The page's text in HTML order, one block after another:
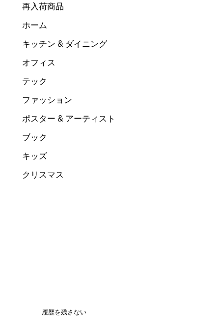
再入荷商品
ホーム
キッチン & ダイニング
オフィス
テック
ファッション
ポスター & アーティスト
ブック
キッズ
クリスマス
履歴を残さない